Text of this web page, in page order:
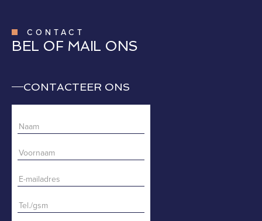
CONTACT
BEL OF MAIL ONS
CONTACTEER ONS